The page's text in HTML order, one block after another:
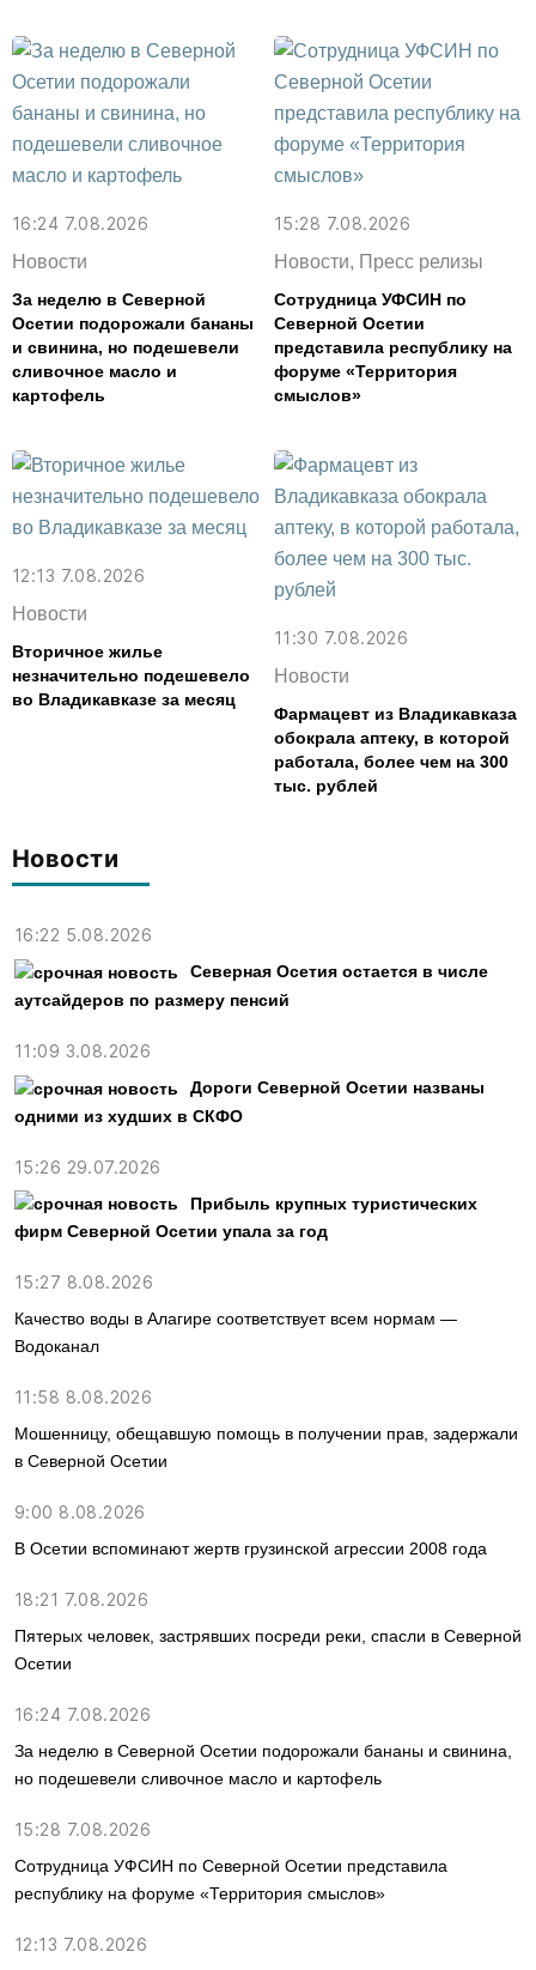
Новости
16:22 5.08.2026
Северная Осетия остается в числе
аутсайдеров по размеру пенсий
11:09 3.08.2026
Дороги Северной Осетии названы
одними из худших в СКФО
15:26 29.07.2026
Прибыль крупных туристических
фирм Северной Осетии упала за год
15:27 8.08.2026
Качество воды в Алагире соответствует всем нормам —
Водоканал
11:58 8.08.2026
Мошенницу, обещавшую помощь в получении прав, задержали
в Северной Осетии
9:00 8.08.2026
В Осетии вспоминают жертв грузинской агрессии 2008 года
18:21 7.08.2026
Пятерых человек, застрявших посреди реки, спасли в Северной
Осетии
16:24 7.08.2026
За неделю в Северной Осетии подорожали бананы и свинина,
но подешевели сливочное масло и картофель
15:28 7.08.2026
Сотрудница УФСИН по Северной Осетии представила
республику на форуме «Территория смыслов»
12:13 7.08.2026
16:24 7.08.2026
Новости
За неделю в Северной
Осетии подорожали бананы
и свинина, но подешевели
сливочное масло и
картофель
15:28 7.08.2026
Новости, Пресс релизы
Сотрудница УФСИН по
Северной Осетии
представила республику на
форуме «Территория
смыслов»
12:13 7.08.2026
Новости
Вторичное жилье
незначительно подешевело
во Владикавказе за месяц
11:30 7.08.2026
Новости
Фармацевт из Владикавказа
обокрала аптеку, в которой
работала, более чем на 300
тыс. рублей